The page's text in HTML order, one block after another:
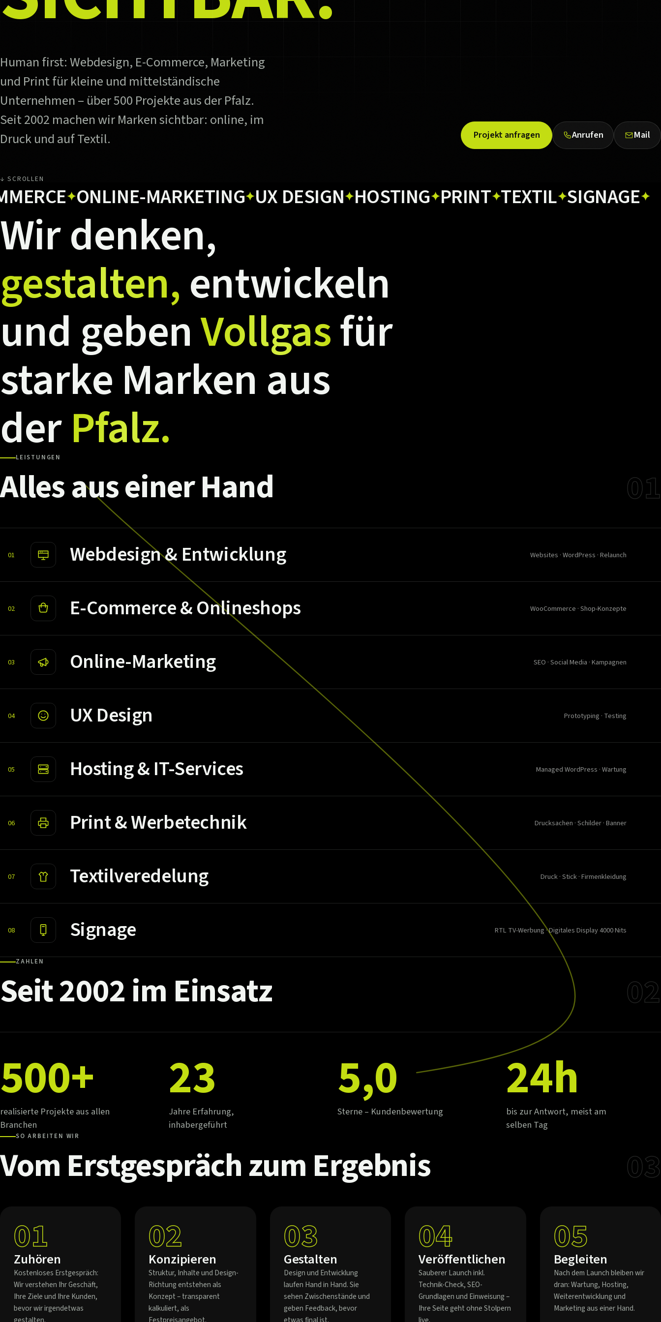
Human first: Webdesign, E-Commerce, Marketing
und Print für kleine und mittelständische
Unternehmen – über 500 Projekte aus der Pfalz.
Seit 2002 machen wir Marken sichtbar: online, im
Druck und auf Textil.
Projekt anfragen Anrufen Mail
↓ SCROLLEN
✦ONLINE-MARKETING✦UX DESIGN✦HOSTING✦PRINT✦TEXTIL✦SIGNAGE✦
Wirdenken,
gestalten,entwickeln
und gebenVollgasfür
starke Marken aus
derPfalz.
LEISTUNGEN
AllesauseinerHand 01
01 Webdesign & Entwicklung Websites · WordPress · Relaunch
02 E-Commerce & Onlineshops WooCommerce · Shop-Konzepte
03 Online-Marketing SEO · Social Media · Kampagnen
04 UX Design Prototyping · Testing
05 Hosting & IT-Services Managed WordPress · Wartung
06 Print & Werbetechnik Drucksachen · Schilder · Banner
07 Textilveredelung Druck · Stick · Firmenkleidung
08 Signage RTL TV-Werbung · Digitales Display 4000 Nits
ZAHLEN
Seit2002im Einsatz 02
500+
realisierte Projekte aus allen
Branchen
23
Jahre Erfahrung,
inhabergeführt
5,0
Sterne – Kundenbewertung
24h
bis zur Antwort, meist am
selben Tag
SO ARBEITEN WIR
Vom Erstgesprächzum Ergebnis
03
01
Zuhören
Kostenloses Erstgespräch:
Wir verstehen Ihr Geschäft,
Ihre Ziele und Ihre Kunden,
bevor wir irgendetwas
02
Konzipieren
Struktur, Inhalte und Design-
Richtung entstehen als
Konzept – transparent
kalkuliert, als
03
Gestalten
Design und Entwicklung
laufen Hand in Hand. Sie
sehen Zwischenstände und
geben Feedback, bevor
04
Veröffentlichen
Sauberer Launch inkl.
Technik-Check, SEO-
Grundlagen und Einweisung –
Ihre Seite geht ohne Stolpern
05
Begleiten
Nach dem Launch bleiben wir
dran: Wartung, Hosting,
Weiterentwicklung und
Marketing aus einer Hand.